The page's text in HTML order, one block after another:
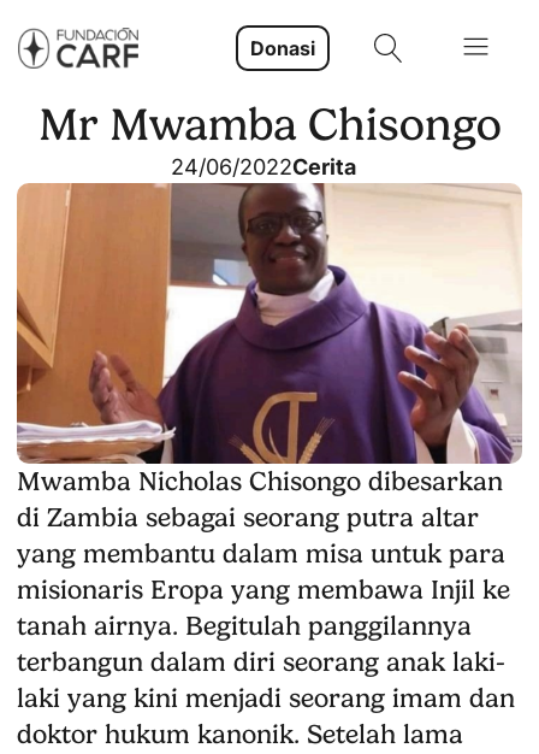
Donasi
Mr Mwamba Chisongo
24/06/2022Cerita
Mwamba Nicholas Chisongo dibesarkan
di Zambia sebagai seorang putra altar
yang membantu dalam misa untuk para
misionaris Eropa yang membawa Injil ke
tanah airnya. Begitulah panggilannya
terbangun dalam diri seorang anak laki-
laki yang kini menjadi seorang imam dan
doktor hukum kanonik. Setelah lama